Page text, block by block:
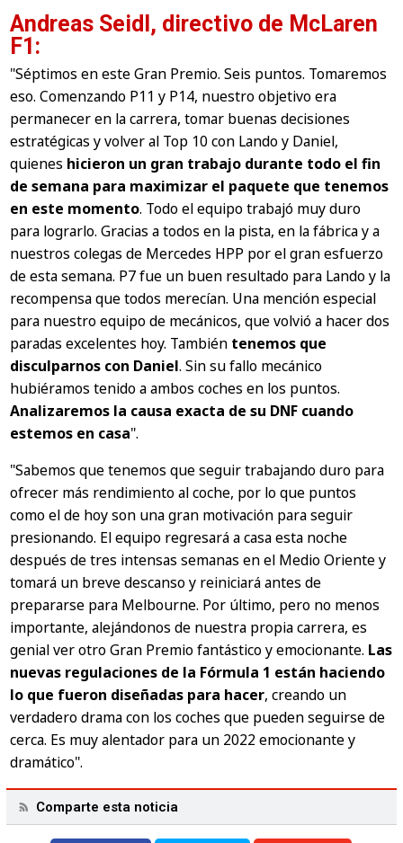
Andreas Seidl, directivo de McLaren
F1:
"Séptimos en este Gran Premio. Seis puntos. Tomaremos
eso. Comenzando P11 y P14, nuestro objetivo era
permanecer en la carrera, tomar buenas decisiones
estratégicas y volver al Top 10 con Lando y Daniel,
quienes hicieron un gran trabajo durante todo el fin
de semana para maximizar el paquete que tenemos
en este momento. Todo el equipo trabajó muy duro
para lograrlo. Gracias a todos en la pista, en la fábrica y a
nuestros colegas de Mercedes HPP por el gran esfuerzo
de esta semana. P7 fue un buen resultado para Lando y la
recompensa que todos merecían. Una mención especial
para nuestro equipo de mecánicos, que volvió a hacer dos
paradas excelentes hoy. También tenemos que
disculparnos con Daniel. Sin su fallo mecánico
hubiéramos tenido a ambos coches en los puntos.
Analizaremos la causa exacta de su DNF cuando
estemos en casa".
"Sabemos que tenemos que seguir trabajando duro para
ofrecer más rendimiento al coche, por lo que puntos
como el de hoy son una gran motivación para seguir
presionando. El equipo regresará a casa esta noche
después de tres intensas semanas en el Medio Oriente y
tomará un breve descanso y reiniciará antes de
prepararse para Melbourne. Por último, pero no menos
importante, alejándonos de nuestra propia carrera, es
genial ver otro Gran Premio fantástico y emocionante. Las
nuevas regulaciones de la Fórmula 1 están haciendo
lo que fueron diseñadas para hacer, creando un
verdadero drama con los coches que pueden seguirse de
cerca. Es muy alentador para un 2022 emocionante y
dramático".
Comparte esta noticia